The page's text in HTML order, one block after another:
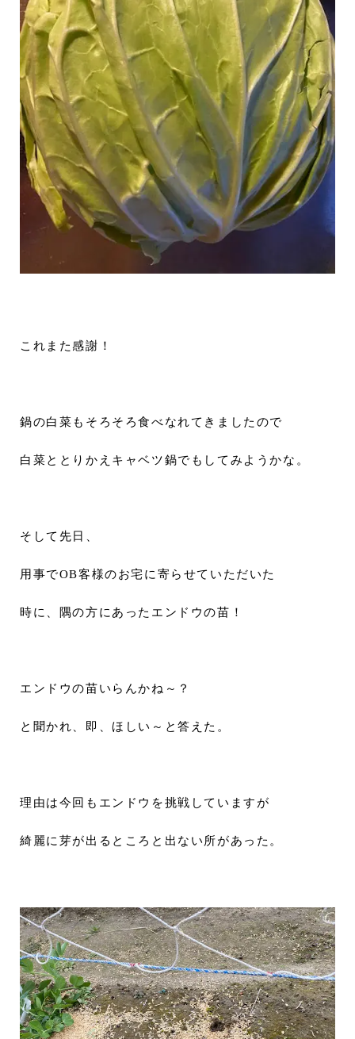
これまた感謝！
鍋の白菜もそろそろ食べなれてきましたので
白菜ととりかえキャベツ鍋でもしてみようかな。
そして先日、
用事でOB客様のお宅に寄らせていただいた
時に、隅の方にあったエンドウの苗！
エンドウの苗いらんかね～？
と聞かれ、即、ほしい～と答えた。
理由は今回もエンドウを挑戦していますが
綺麗に芽が出るところと出ない所があった。